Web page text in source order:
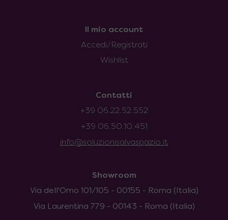
Il mio account
Accedi/Registrati
Wishlist
Contatti
+39 06.22.52.552
+39 06.50.10.451
info@soluzionisalvaspazio.it
Showroom
Via dell'Omo 101/105 - 00155 - Roma (Italia)
Via Laurentina 779 - 00143 - Roma (Italia)